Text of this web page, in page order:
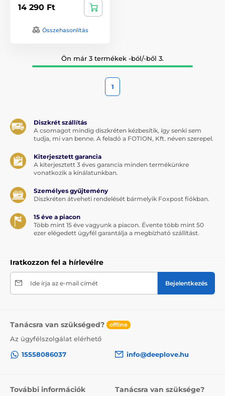
14 290 Ft
Összehasonlítás
Ön már 3 termékek -ból/-ből 3.
1
Diszkrét szállítás
A csomagot mindig diszkréten kézbesítik, így senki sem
tudja, mi van benne. A feladó a FOTION, Kft. néven szerepel.
Kiterjesztett garancia
A kiterjesztett 3 éves garancia minden termékünkre
vonatkozik a kínálatunkban.
Személyes gyűjtemény
Diszkréten átveheti rendelését bármelyik Foxpost fiókban.
15 éve a piacon
Több mint 15 éve vagyunk a piacon. Évente több mint 50
ezer elégedett ügyfél garantálja a megbízható szállítást.
Iratkozzon fel a hírlevélre
Ide írja az e-mail címét Bejelentkezés
Tanácsra van szükséged? offline
Az ügyfélszolgálat elérhető
15558086037
info@deeplove.hu
További információk Tanácsra van szüksége?